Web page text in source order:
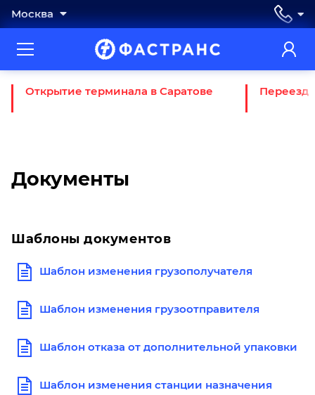
Москва
Открытие терминала в Саратове Переезд
Документы
Шаблоны документов
Шаблон изменения грузополучателя
Шаблон изменения грузоотправителя
Шаблон отказа от дополнительной упаковки
Шаблон изменения станции назначения